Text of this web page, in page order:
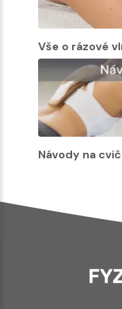
Vše o rázové
Návody na